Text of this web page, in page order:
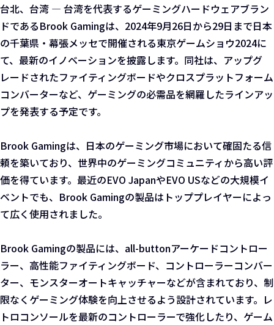
台北、台湾 — 台湾を代表するゲーミングハードウェアブラン
ドであるBrook Gamingは、2024年9月26日から29日まで日本
の千葉県・幕張メッセで開催される東京ゲームショウ2024に
て、最新のイノベーションを披露します。同社は、アップグ
レードされたファイティングボードやクロスプラットフォーム
コンバーターなど、ゲーミングの必需品を網羅したラインアッ
プを発表する予定です。
Brook Gamingは、日本のゲーミング市場において確固たる信
頼を築いており、世界中のゲーミングコミュニティから高い評
価を得ています。最近のEVO JapanやEVO USなどの大規模イ
ベントでも、Brook Gamingの製品はトッププレイヤーによっ
て広く使用されました。
Brook Gamingの製品には、all-buttonアーケードコントロー
ラー、高性能ファイティングボード、コントローラーコンバー
ター、モンスターオートキャッチャーなどが含まれており、制
限なくゲーミング体験を向上させるよう設計されています。レ
トロコンソールを最新のコントローラーで強化したり、ゲーム